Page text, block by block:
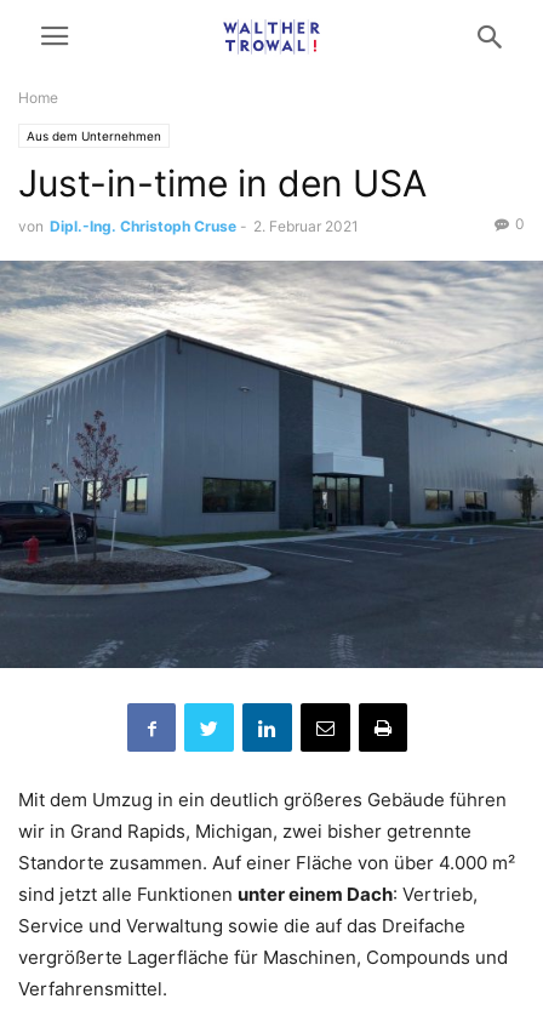
Home
Aus dem Unternehmen
Just-in-time in den USA
von Dipl.-Ing. Christoph Cruse - 2. Februar 2021 0
Mit dem Umzug in ein deutlich größeres Gebäude führen
wir in Grand Rapids, Michigan, zwei bisher getrennte
Standorte zusammen. Auf einer Fläche von über 4.000 m²
sind jetzt alle Funktionen unter einem Dach: Vertrieb,
Service und Verwaltung sowie die auf das Dreifache
vergrößerte Lagerfläche für Maschinen, Compounds und
Verfahrensmittel.